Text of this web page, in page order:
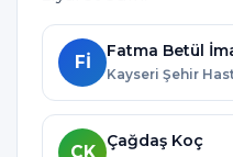
Fİ
Fatma Betül
Kayseri Şehir
ÇK
Çağdaş Koç